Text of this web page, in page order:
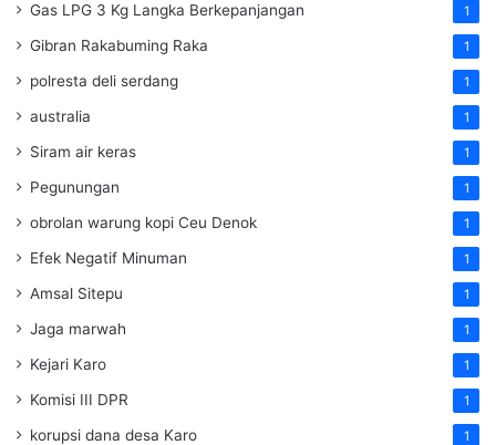
Gas LPG 3 Kg Langka Berkepanjangan 1
Gibran Rakabuming Raka 1
polresta deli serdang 1
australia 1
Siram air keras 1
Pegunungan 1
obrolan warung kopi Ceu Denok 1
Efek Negatif Minuman 1
Amsal Sitepu 1
Jaga marwah 1
Kejari Karo 1
Komisi III DPR 1
korupsi dana desa Karo 1